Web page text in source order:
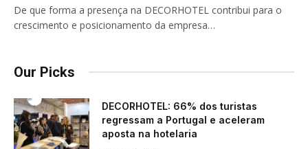
De que forma a presença na DECORHOTEL contribui para o
crescimento e posicionamento da empresa…
Our Picks
DECORHOTEL: 66% dos turistas
regressam a Portugal e aceleram
aposta na hotelaria